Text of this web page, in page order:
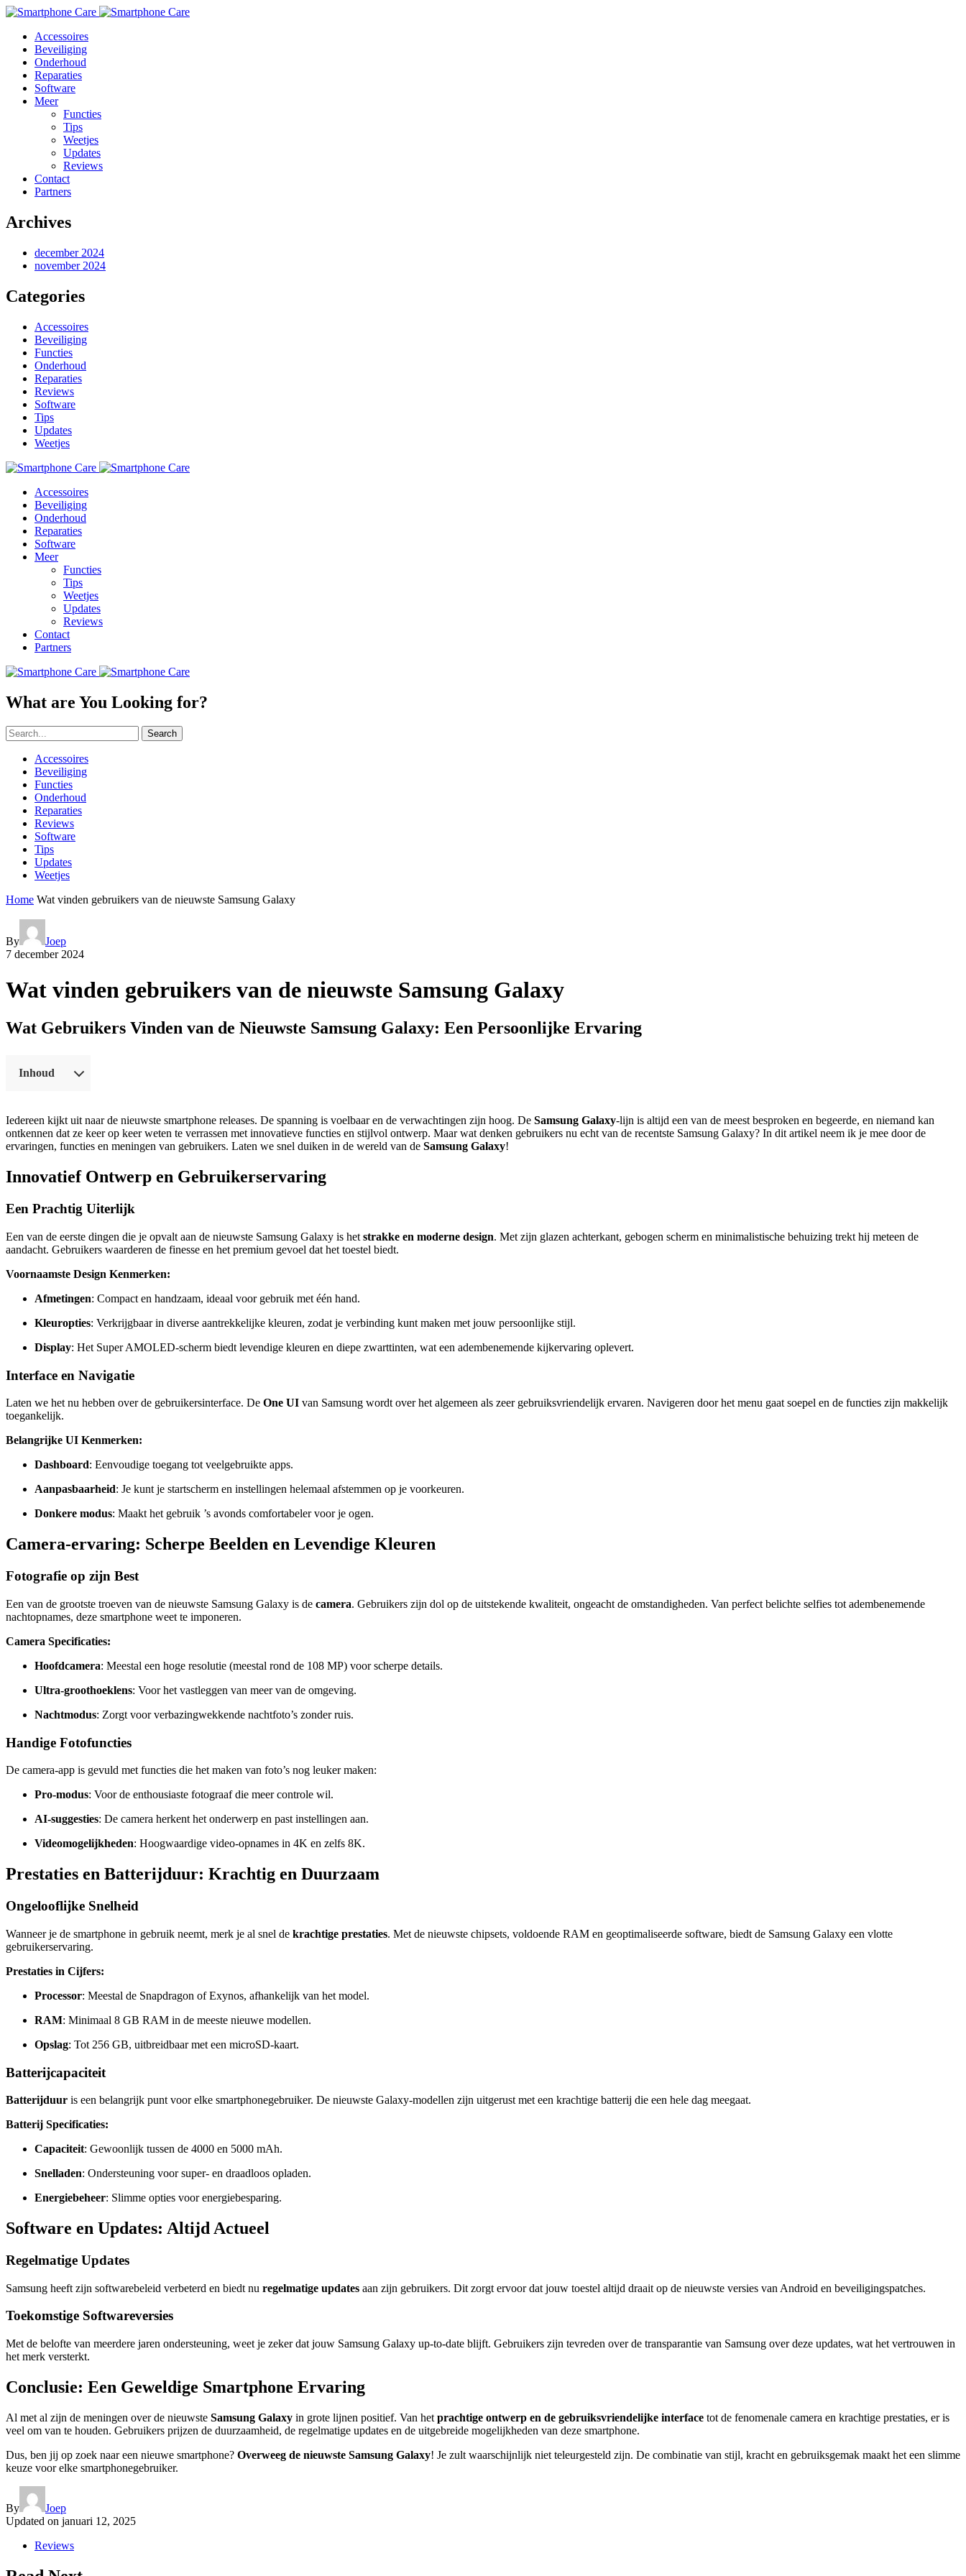
Accessoires
Beveiliging
Onderhoud
Reparaties
Software
Meer
Functies
Tips
Weetjes
Updates
Reviews
Contact
Partners
Archives
december 2024
november 2024
Categories
Accessoires
Beveiliging
Functies
Onderhoud
Reparaties
Reviews
Software
Tips
Updates
Weetjes
Accessoires
Beveiliging
Onderhoud
Reparaties
Software
Meer
Functies
Tips
Weetjes
Updates
Reviews
Contact
Partners
What are You Looking for?
Search
Accessoires
Beveiliging
Functies
Onderhoud
Reparaties
Reviews
Software
Tips
Updates
Weetjes
Home Wat vinden gebruikers van de nieuwste Samsung Galaxy
By
Joep
7 december 2024
Wat vinden gebruikers van de nieuwste Samsung Galaxy
Wat Gebruikers Vinden van de Nieuwste Samsung Galaxy: Een Persoonlijke Ervaring
Inhoud
Iedereen kijkt uit naar de nieuwste smartphone releases. De spanning is voelbaar en de verwachtingen zijn hoog. De Samsung Galaxy-lijn is altijd een van de meest besproken en begeerde, en niemand kan
ontkennen dat ze keer op keer weten te verrassen met innovatieve functies en stijlvol ontwerp. Maar wat denken gebruikers nu echt van de recentste Samsung Galaxy? In dit artikel neem ik je mee door de
ervaringen, functies en meningen van gebruikers. Laten we snel duiken in de wereld van de Samsung Galaxy!
Innovatief Ontwerp en Gebruikerservaring
Een Prachtig Uiterlijk
Een van de eerste dingen die je opvalt aan de nieuwste Samsung Galaxy is het strakke en moderne design. Met zijn glazen achterkant, gebogen scherm en minimalistische behuizing trekt hij meteen de
aandacht. Gebruikers waarderen de finesse en het premium gevoel dat het toestel biedt.
Voornaamste Design Kenmerken:
Afmetingen: Compact en handzaam, ideaal voor gebruik met één hand.
Kleuropties: Verkrijgbaar in diverse aantrekkelijke kleuren, zodat je verbinding kunt maken met jouw persoonlijke stijl.
Display: Het Super AMOLED-scherm biedt levendige kleuren en diepe zwarttinten, wat een adembenemende kijkervaring oplevert.
Interface en Navigatie
Laten we het nu hebben over de gebruikersinterface. De One UI van Samsung wordt over het algemeen als zeer gebruiksvriendelijk ervaren. Navigeren door het menu gaat soepel en de functies zijn makkelijk
toegankelijk.
Belangrijke UI Kenmerken:
Dashboard: Eenvoudige toegang tot veelgebruikte apps.
Aanpasbaarheid: Je kunt je startscherm en instellingen helemaal afstemmen op je voorkeuren.
Donkere modus: Maakt het gebruik ’s avonds comfortabeler voor je ogen.
Camera-ervaring: Scherpe Beelden en Levendige Kleuren
Fotografie op zijn Best
Een van de grootste troeven van de nieuwste Samsung Galaxy is de camera. Gebruikers zijn dol op de uitstekende kwaliteit, ongeacht de omstandigheden. Van perfect belichte selfies tot adembenemende
nachtopnames, deze smartphone weet te imponeren.
Camera Specificaties:
Hoofdcamera: Meestal een hoge resolutie (meestal rond de 108 MP) voor scherpe details.
Ultra-groothoeklens: Voor het vastleggen van meer van de omgeving.
Nachtmodus: Zorgt voor verbazingwekkende nachtfoto’s zonder ruis.
Handige Fotofuncties
De camera-app is gevuld met functies die het maken van foto’s nog leuker maken:
Pro-modus: Voor de enthousiaste fotograaf die meer controle wil.
AI-suggesties: De camera herkent het onderwerp en past instellingen aan.
Videomogelijkheden: Hoogwaardige video-opnames in 4K en zelfs 8K.
Prestaties en Batterijduur: Krachtig en Duurzaam
Ongelooflijke Snelheid
Wanneer je de smartphone in gebruik neemt, merk je al snel de krachtige prestaties. Met de nieuwste chipsets, voldoende RAM en geoptimaliseerde software, biedt de Samsung Galaxy een vlotte
gebruikerservaring.
Prestaties in Cijfers:
Processor: Meestal de Snapdragon of Exynos, afhankelijk van het model.
RAM: Minimaal 8 GB RAM in de meeste nieuwe modellen.
Opslag: Tot 256 GB, uitbreidbaar met een microSD-kaart.
Batterijcapaciteit
Batterijduur is een belangrijk punt voor elke smartphonegebruiker. De nieuwste Galaxy-modellen zijn uitgerust met een krachtige batterij die een hele dag meegaat.
Batterij Specificaties:
Capaciteit: Gewoonlijk tussen de 4000 en 5000 mAh.
Snelladen: Ondersteuning voor super- en draadloos opladen.
Energiebeheer: Slimme opties voor energiebesparing.
Software en Updates: Altijd Actueel
Regelmatige Updates
Samsung heeft zijn softwarebeleid verbeterd en biedt nu regelmatige updates aan zijn gebruikers. Dit zorgt ervoor dat jouw toestel altijd draait op de nieuwste versies van Android en beveiligingspatches.
Toekomstige Softwareversies
Met de belofte van meerdere jaren ondersteuning, weet je zeker dat jouw Samsung Galaxy up-to-date blijft. Gebruikers zijn tevreden over de transparantie van Samsung over deze updates, wat het vertrouwen in
het merk versterkt.
Conclusie: Een Geweldige Smartphone Ervaring
Al met al zijn de meningen over de nieuwste Samsung Galaxy in grote lijnen positief. Van het prachtige ontwerp en de gebruiksvriendelijke interface tot de fenomenale camera en krachtige prestaties, er is
veel om van te houden. Gebruikers prijzen de duurzaamheid, de regelmatige updates en de uitgebreide mogelijkheden van deze smartphone.
Dus, ben jij op zoek naar een nieuwe smartphone? Overweeg de nieuwste Samsung Galaxy! Je zult waarschijnlijk niet teleurgesteld zijn. De combinatie van stijl, kracht en gebruiksgemak maakt het een slimme
keuze voor elke smartphonegebruiker.
By
Joep
Updated on januari 12, 2025
Reviews